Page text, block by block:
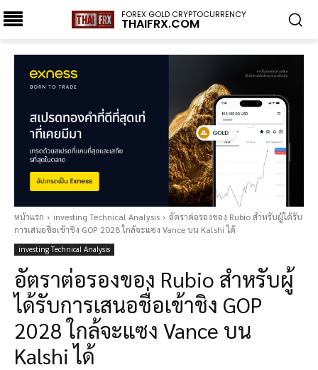
FOREX GOLD CRYPTOCURRENCY
THAIFRX.COM
หน้าแรก investing Technical Analysis
อัตราต่อรองของ Rubio สำหรับผู้ได้รับ
การเสนอชื่อเข้าชิง GOP 2028 ใกล้จะแซง Vance บน Kalshi ได้
investing Technical Analysis
อัตราต่อรองของ Rubio สำหรับผู้
ได้รับการเสนอชื่อเข้าชิง GOP
2028 ใกล้จะแซง Vance บน
Kalshi ได้